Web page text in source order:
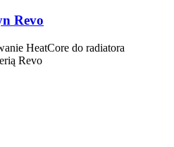
Revo
HeatCore do radiatora
Revo